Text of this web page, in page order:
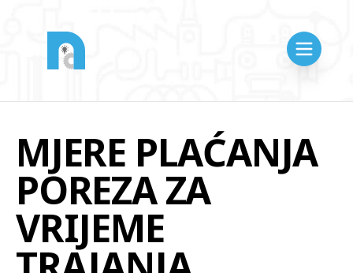
MJERE PLAĆANJA
POREZA ZA
VRIJEME